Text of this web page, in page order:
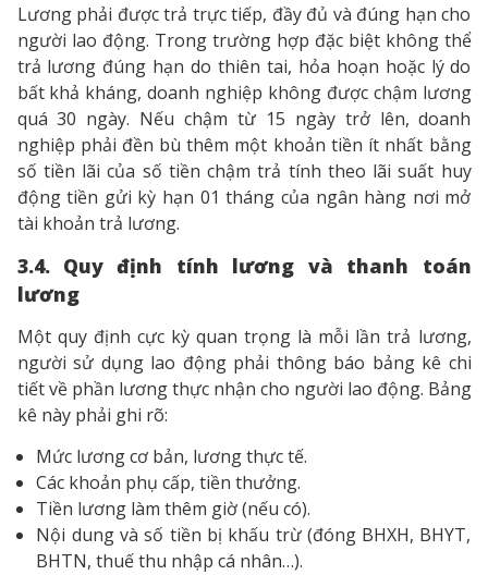
Lương phải được trả trực tiếp, đầy đủ và đúng hạn cho
người lao động. Trong trường hợp đặc biệt không thể
trả lương đúng hạn do thiên tai, hỏa hoạn hoặc lý do
bất khả kháng, doanh nghiệp không được chậm lương
quá 30 ngày. Nếu chậm từ 15 ngày trở lên, doanh
nghiệp phải đền bù thêm một khoản tiền ít nhất bằng
số tiền lãi của số tiền chậm trả tính theo lãi suất huy
động tiền gửi kỳ hạn 01 tháng của ngân hàng nơi mở
tài khoản trả lương.
3.4. Quy định tính lương và thanh toán
lương
Một quy định cực kỳ quan trọng là mỗi lần trả lương,
người sử dụng lao động phải thông báo bảng kê chi
tiết về phần lương thực nhận cho người lao động. Bảng
kê này phải ghi rõ:
Mức lương cơ bản, lương thực tế.
Các khoản phụ cấp, tiền thưởng.
Tiền lương làm thêm giờ (nếu có).
Nội dung và số tiền bị khấu trừ (đóng BHXH, BHYT,
BHTN, thuế thu nhập cá nhân…).